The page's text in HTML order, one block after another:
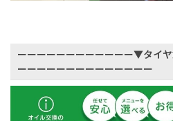
ーーーーーーーーーーーー▼タイ
ーーーーーーーーーーーーーー